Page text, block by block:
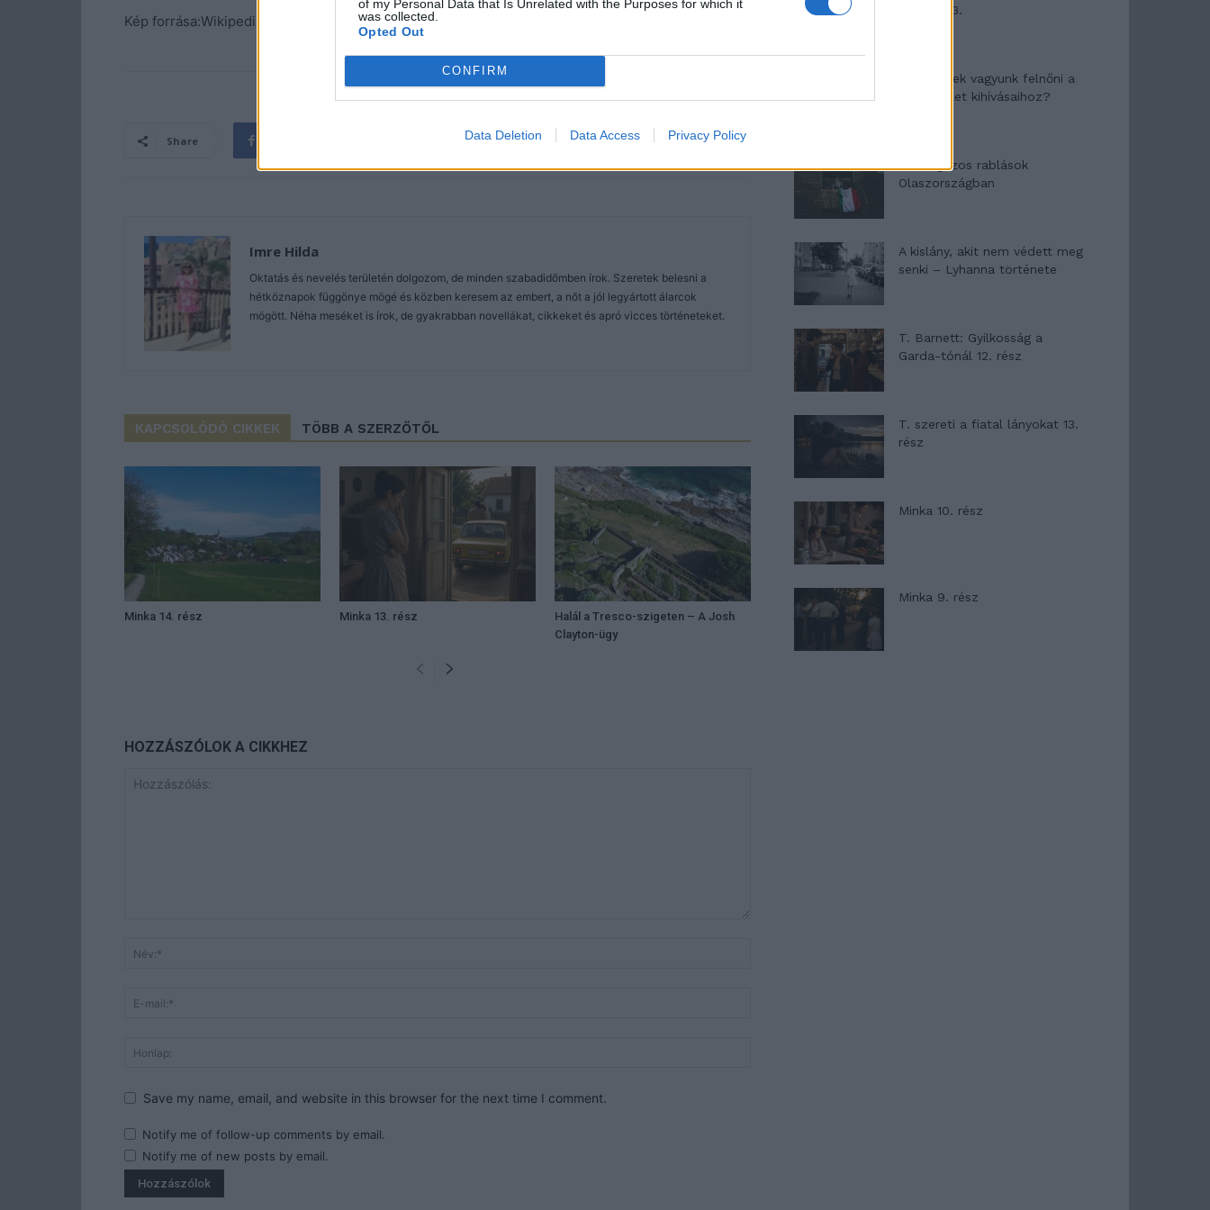
of my Personal Data that Is Unrelated with the Purposes for which it
was collected.
Opted Out
CONFIRM
Data Deletion Data Access Privacy Policy
Kép forrása:Wikipedia
Share
Imre Hilda
Oktatás és nevelés területén dolgozom, de minden szabadidőmben írok. Szeretek belesni a
hétköznapok függönye mögé és közben keresem az embert, a nőt a jól legyártott álarcok
mögött. Néha meséket is írok, de gyakrabban novellákat, cikkeket és apró vicces történeteket.
KAPCSOLÓDÓ CIKKEK TÖBB A SZERZŐTŐL
Minka 14. rész Minka 13. rész
Halál a Tresco-szigeten – A Josh
Clayton-ügy
HOZZÁSZÓLOK A CIKKHEZ
Save my name, email, and website in this browser for the next time I comment.
Notify me of follow-up comments by email.
Notify me of new posts by email.
mítosza 3.
Képtelenek vagyunk felnőni a
felnőtt élet kihívásaihoz?
Altatógázos rablások
Olaszországban
A kislány, akit nem védett meg
senki – Lyhanna története
T. Barnett: Gyilkosság a
Garda-tónál 12. rész
T. szereti a fiatal lányokat 13.
rész
Minka 10. rész
Minka 9. rész